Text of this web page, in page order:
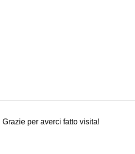
Grazie per averci fatto visita!